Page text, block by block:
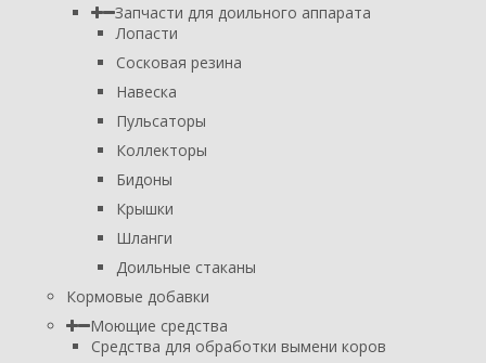
Запчасти для доильного аппарата
Лопасти
Сосковая резина
Навеска
Пульсаторы
Коллекторы
Бидоны
Крышки
Шланги
Доильные стаканы
Кормовые добавки
Моющие средства
Средства для обработки вымени коров